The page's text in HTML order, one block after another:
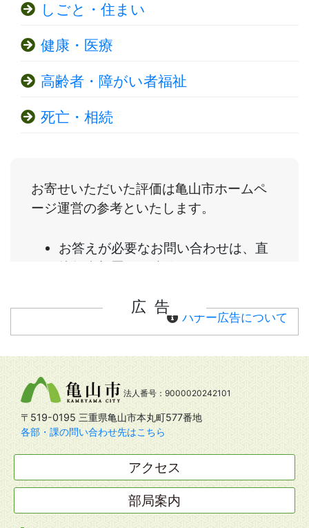
しごと・住まい
健康・医療
高齢者・障がい者福祉
死亡・相続
広告
バナー広告について
法人番号：9000020242101
〒519-0195 三重県亀山市本丸町577番地
各部・課の問い合わせ先はこちら
アクセス
部局案内